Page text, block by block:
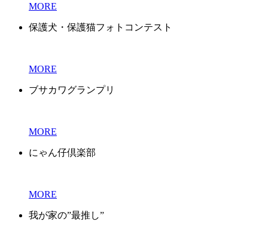
MORE
保護犬・保護猫フォトコンテスト
MORE
ブサカワグランプリ
MORE
にゃん仔倶楽部
MORE
我が家の”最推し”